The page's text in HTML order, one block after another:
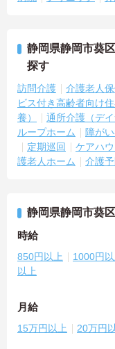
静岡県静岡市葵
探す
訪問介護 介護老人保
ビス付き高齢者向け住
養）
通所介護（デイ
ループホーム
障が
定期巡回
ケアハ
護老人ホーム
介護
静岡県静岡市葵
時給
850円以上 1000円以
以上
月給
15万円以上 20万円